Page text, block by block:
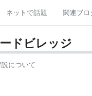
ネットで話題 関連ブロ
ドビレッジ
について